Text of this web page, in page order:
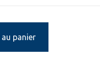
panier